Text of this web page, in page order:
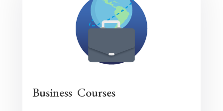
Business Courses